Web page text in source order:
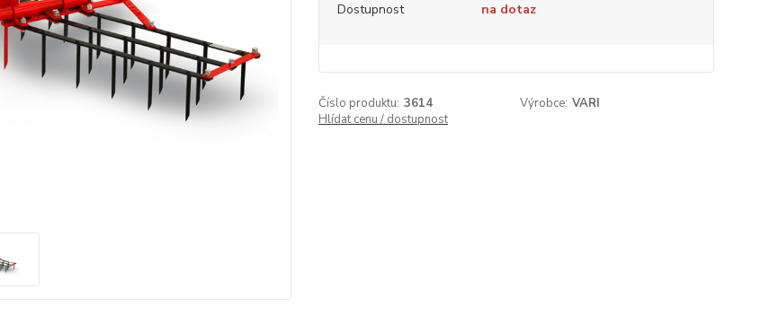
Dostupnost na dotaz
Číslo produktu: 3614 Výrobce: VARI
Hlídat cenu / dostupnost